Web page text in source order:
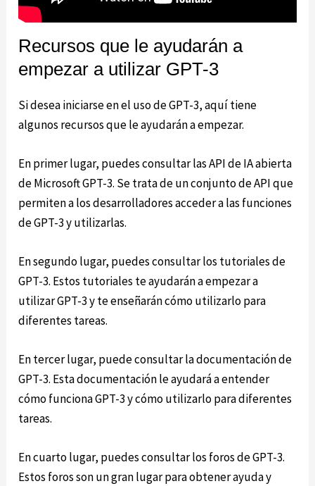
Recursos que le ayudarán a
empezar a utilizar GPT-3
Si desea iniciarse en el uso de GPT-3, aquí tiene
algunos recursos que le ayudarán a empezar.
En primer lugar, puedes consultar las API de IA abierta
de Microsoft GPT-3. Se trata de un conjunto de API que
permiten a los desarrolladores acceder a las funciones
de GPT-3 y utilizarlas.
En segundo lugar, puedes consultar los tutoriales de
GPT-3. Estos tutoriales te ayudarán a empezar a
utilizar GPT-3 y te enseñarán cómo utilizarlo para
diferentes tareas.
En tercer lugar, puede consultar la documentación de
GPT-3. Esta documentación le ayudará a entender
cómo funciona GPT-3 y cómo utilizarlo para diferentes
tareas.
En cuarto lugar, puedes consultar los foros de GPT-3.
Estos foros son un gran lugar para obtener ayuda y